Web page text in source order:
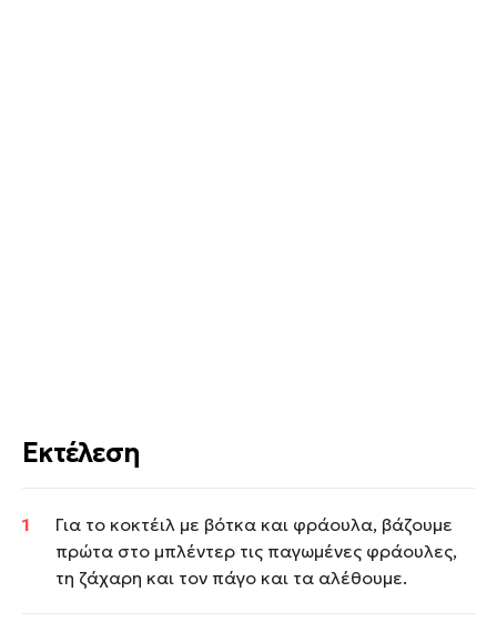
Εκτέλεση
Για το κοκτέιλ με βότκα και φράουλα, βάζουμε
πρώτα στο μπλέντερ τις παγωμένες φράουλες,
τη ζάχαρη και τον πάγο και τα αλέθουμε.